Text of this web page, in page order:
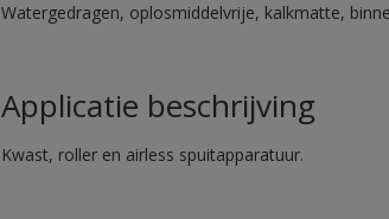
Watergedragen, oplosmiddelvrije, kalkmatte,
Applicatie beschrijving
Kwast, roller en airless spuitapparatuur.